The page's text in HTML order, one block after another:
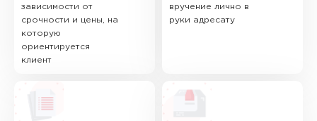
зависимости от
срочности и цены, на
которую
ориентируется
клиент
вручение лично в
руки адресату